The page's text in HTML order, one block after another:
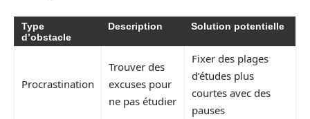
Type
d’obstacle
Description Solution potentielle
Procrastination
Trouver des
excuses pour
ne pas étudier
Fixer des plages
d’études plus
courtes avec des
pauses